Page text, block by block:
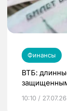
Финансы
ВТБ:
10:10 / 27.07.26